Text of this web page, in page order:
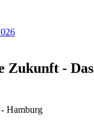
Zukunft - Das
- Hamburg